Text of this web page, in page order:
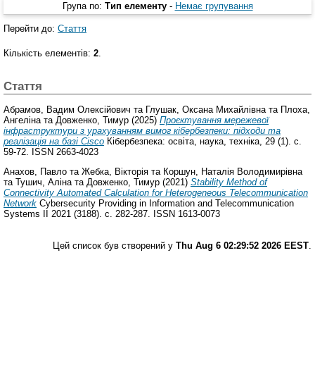
Група по: Тип елементу - Немає групування
Перейти до: Стаття
Кількість елементів: 2.
Стаття
Абрамов, Вадим Олексійович та Глушак, Оксана Михайлівна та Плоха,
Ангеліна та Довженко, Тимур (2025) Проєктування мережевої
інфраструктури з урахуванням вимог кібербезпеки: підходи та
реалізація на базі Cisco Кібербезпека: освіта, наука, техніка, 29 (1). с.
59-72. ISSN 2663-4023
Анахов, Павло та Жебка, Вікторія та Коршун, Наталія Володимирівна
та Тушич, Аліна та Довженко, Тимур (2021) Stability Method of
Connectivity Automated Calculation for Heterogeneous Telecommunication
Network Cybersecurity Providing in Information and Telecommunication
Systems II 2021 (3188). с. 282-287. ISSN 1613-0073
Цей список був створений у Thu Aug 6 02:29:52 2026 EEST